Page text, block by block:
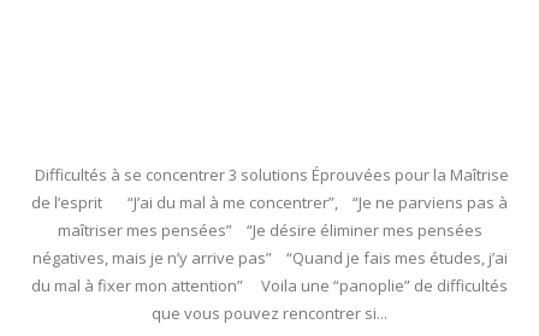
Difficultés à se concentrer 3 solutions Éprouvées pour la Maîtrise
de l’esprit “J’ai du mal à me concentrer”, “Je ne parviens pas à
maîtriser mes pensées” “Je désire éliminer mes pensées
négatives, mais je n’y arrive pas” “Quand je fais mes études, j’ai
du mal à fixer mon attention” Voila une “panoplie” de difficultés
que vous pouvez rencontrer si...